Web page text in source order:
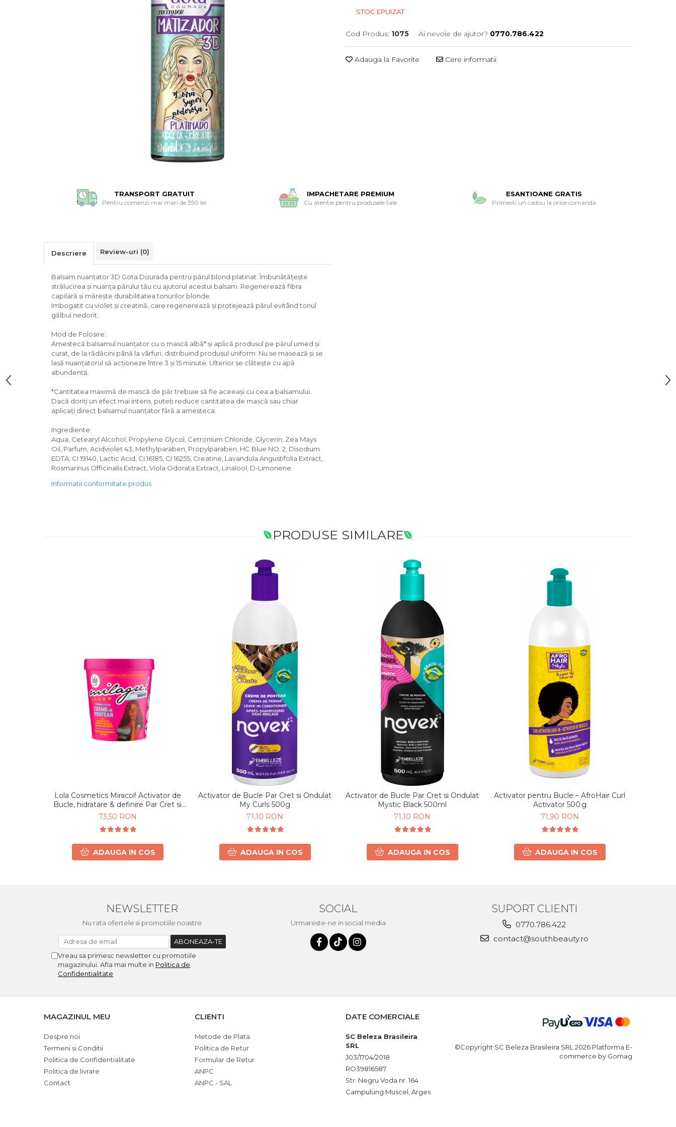
STOC EPUIZAT
Cod Produs: 1075 Ai nevoie de ajutor? 0770.786.422
Adauga la Favorite Cere informatii
TRANSPORT GRATUIT
Pentru comenzi mai mari de 350 lei
IMPACHETARE PREMIUM
Cu atentie pentru produsele tale
ESANTIOANE GRATIS
Primesti un cadou la orice comanda
Descriere Review-uri (0)
Balsam nuanțator 3D Gota Dourada pentru părul blond platinat. Îmbunătățește
strălucirea și nuanța părului tău cu ajutorul acestui balsam. Regenerează fibra
capilară și mărește durabilitatea tonurilor blonde.
Imbogatit cu violet și creatină, care regenerează și protejează părul evitând tonul
gălbui nedorit.
Mod de Folosire:
Amestecă balsamul nuanțator cu o mască albă* și aplică produsul pe părul umed și
curat, de la rădăcini până la vârfuri, distribuind produsul uniform. Nu se masează și se
lasă nuanțatorul să acționeze între 3 și 15 minute. Ulterior se clătește cu apă
abundentă.
*Cantitatea maximă de mască de păr trebuie să fie aceeași cu cea a balsamului.
Dacă doriți un efect mai intens, puteți reduce cantitatea de mască sau chiar
aplicați direct balsamul nuanțator fără a amesteca.
Ingrediente:
Aqua, Cetearyl Alcohol, Propylene Glycol, Cetronium Chloride, Glycerin, Zea Mays
Oil, Parfum, Acidviolet 43, Methylparaben, Propylparaben, HC Blue NO. 2, Disodium
EDTA, CI 19140, Lactic Acid, CI 16185, CI 16255, Creatine, Lavandula Angustifolia Extract,
Rosmarinus Officinalis Extract, Viola Odorata Extract, Linalool, D-Limonene.
Informatii conformitate produs
PRODUSE SIMILARE
Lola Cosmetics Miracol! Activator de
Bucle, hidratare & definire Par Cret si
Ondulat 450g
73,50 RON
ADAUGA IN COS
Activator de Bucle Par Cret si Ondulat
My Curls 500g
71,10 RON
ADAUGA IN COS
Activator de Bucle Par Cret si Ondulat
Mystic Black 500ml
71,10 RON
ADAUGA IN COS
Activator pentru Bucle – AfroHair Curl
Activator 500 g
71,90 RON
ADAUGA IN COS
NEWSLETTER
Nu rata ofertele si promotiile noastre
Vreau sa primesc newsletter cu promotiile
magazinului. Afla mai multe in Politica de
Confidentialitate
SOCIAL
Urmareste-ne in social media
SUPORT CLIENTI
0770.786.422
contact@southbeauty.ro
MAGAZINUL MEU
Despre noi
Termeni si Conditii
Politica de Confidentialitate
Politica de livrare
Contact
CLIENTI
Metode de Plata
Politica de Retur
Formular de Retur
ANPC
ANPC - SAL
DATE COMERCIALE
SC Beleza Brasileira
SRL
J03/1704/2018
RO39816587
Str. Negru Voda nr. 164
Campulung Muscel, Arges
©Copyright SC Beleza Brasileira SRL 2026 Platforma E-
commerce by Gomag